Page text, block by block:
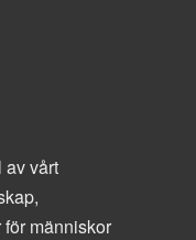
av vårt
människor